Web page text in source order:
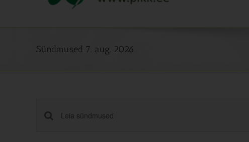
Sündmused 7. aug. 2026
Sündmused
Enter